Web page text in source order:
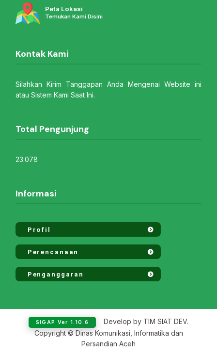
Peta Lokasi
Temukan Kami Disini
Kontak Kami
Silahkan Kirim Tanggapan Anda Mengenai Website ini
atau Sistem Kami Saat Ini.
Total Pengunjung
23.078
Informasi
Profil
Perencanaan
Penganggaran
SIGAP Ver 1.10.6
Develop by TIM SIAT DEV.
Copyright © Dinas Komunikasi, Informatika dan
Persandian Aceh